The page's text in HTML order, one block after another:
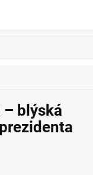
– blýská